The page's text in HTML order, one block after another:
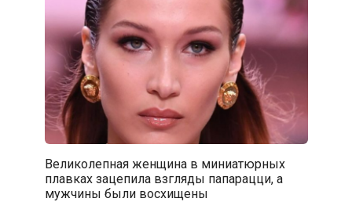
Великолепная женщина в миниатюрных
плавках зацепила взгляды папарацци, а
мужчины были восхищены